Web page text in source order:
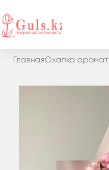
ГлавнаяОхапка